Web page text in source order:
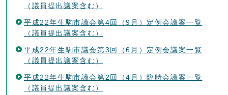
（議員提出議案含む）
平成22年生駒市議会第4回（9月）定例会議案一覧
（議員提出議案含む）
平成22年生駒市議会第3回（6月）定例会議案一覧
（議員提出議案含む）
平成22年生駒市議会第2回（4月）臨時会議案一覧
（議員提出議案含む）